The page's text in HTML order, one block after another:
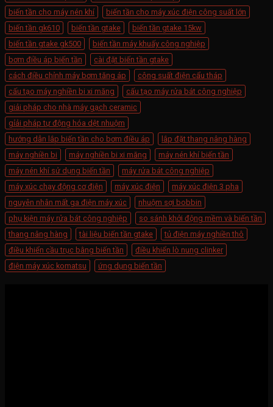
biến tần cho máy nén khí
biến tần cho máy xúc điện công suất lớn
biến tần gk610
biến tần gtake
biến tần gtake 15kw
biến tần gtake gk500
biến tần máy khuấy công nghiệp
bơm điều áp biến tần​
cài đặt biến tần gtake
cách điều chỉnh máy bơm tăng áp​
công suất điện cẩu tháp​
cấu tạo máy nghiền bi xi măng
cấu tạo máy rửa bát công nghiệp
giải pháp cho nhà máy gạch ceramic
gỉải pháp tự động hóa dệt nhuộm
hướng dẫn lắp biến tần cho bơm điều áp
lắp đặt thang nâng hàng​
máy nghiền bi
máy nghiền bi xi măng
máy nén khí biến tần
máy nén khí sử dụng biến tần
máy rửa bát công nghiệp
máy xúc chạy động cơ điện
máy xúc điện
máy xúc điện 3 pha
nguyên nhân mất ga điện máy xúc
nhuộm sợi bobbin
phụ kiện máy rửa bát công nghiệp
so sánh khởi động mềm và biến tần
thang nâng hàng
tài liệu biến tần gtake
tủ điện máy nghiền thô
điều khiển cầu trục bằng biến tần
điều khiển lò nung clinker
điện máy xúc komatsu
ứng dụng biến tần